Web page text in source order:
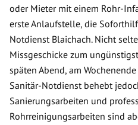
oder Mieter mit einem Rohr-
erste Anlaufstelle, die
Notdienst Blaichach. Nicht
Missgeschicke zum
späten Abend, am
Sanitär-Notdienst behebt
Sanierungsarbeiten und
Rohrreinigungsarbeiten sind